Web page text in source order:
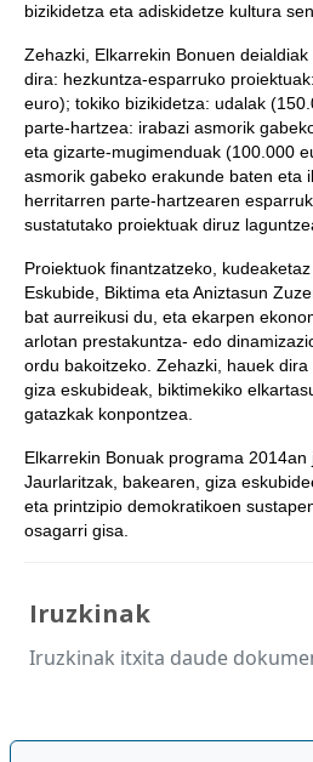
bizikidetza eta adiskidetze kultura
Zehazki, Elkarrekin Bonuen
dira: hezkuntza-esparruko
euro); tokiko bizikidetza: udalak
parte-hartzea: irabazi asmorik
eta gizarte-mugimenduak (100.000
asmorik gabeko erakunde baten eta
herritarren parte-hartzearen
sustatutako proiektuak diruz
Proiektuok finantzatzeko,
Eskubide, Biktima eta Aniztasun
bat aurreikusi du, eta ekarpen
arlotan prestakuntza- edo
ordu bakoitzeko. Zehazki, hauek dira
giza eskubideak, biktimekiko
gatazkak konpontzea.
Elkarrekin Bonuak programa
Jaurlaritzak, bakearen, giza
eta printzipio demokratikoen
osagarri gisa.
Iruzkinak
Iruzkinak itxita daude